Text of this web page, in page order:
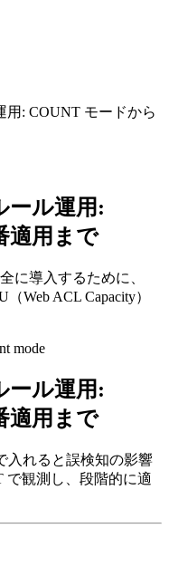
用: COUNT モードから
ール運用:
適用まで
に導入するために、
Web ACL Capacity）
mode
ール運用:
適用まで
入れると誤検知の影響
で観測し、段階的に適